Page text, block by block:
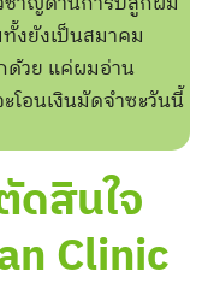
งยังเป็นสมาคม
ด้วย แค่ผมอ่าน
อนเงินมัดจำซะวันนี้
ดสินใจ
Clinic